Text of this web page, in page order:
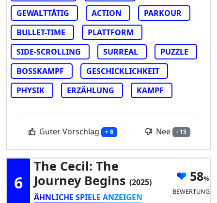
GEWALTTÄTIG
ACTION
PARKOUR
BULLET-TIME
PLATTFORM
SIDE-SCROLLING
SURREAL
PUZZLE
BOSSKAMPF
GESCHICKLICHKEIT
PHYSIK
ERZÄHLUNG KAMPF
Guter Vorschlag + 8 Nee - 15
6
The Cecil: The
Journey Begins (2025)
ÄHNLICHE SPIELE ANZEIGEN
58
BEWERTUNG